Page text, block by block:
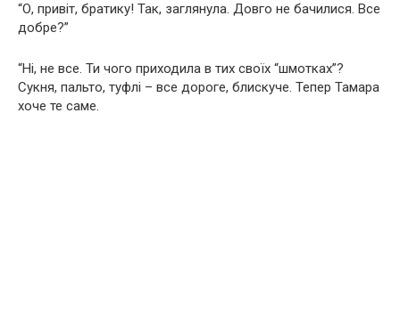
“О, привіт, братику! Так, заглянула. Довго не бачилися. Все
добре?”
“Ні, не все. Ти чого приходила в тих своїх “шмотках”?
Сукня, пальто, туфлі – все дороге, блискуче. Тепер Тамара
хоче те саме.